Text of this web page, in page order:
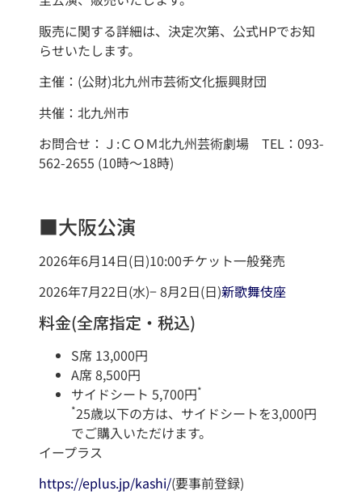
販売に関する詳細は、決定次第、公式HPでお知
らせいたします。
主催：(公財)北九州市芸術文化振興財団
共催：北九州市
お問合せ：Ｊ:ＣＯＭ北九州芸術劇場 TEL：093-
562-2655 (10時～18時)
■大阪公演
2026年6月14日(日)10:00チケット一般発売
2026年7月22日(水)− 8月2日(日)新歌舞伎座
料金(全席指定・税込)
S席 13,000円
A席 8,500円
サイドシート 5,700円*
*25歳以下の方は、サイドシートを3,000円
でご購入いただけます。
イープラス
https://eplus.jp/kashi/(要事前登録)